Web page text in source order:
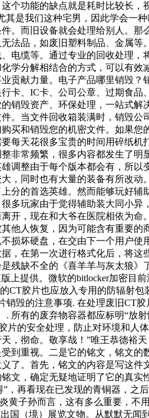
个功能的缺点就是耗时比较长，
是我们这种宅男，因此学会一
。而旧设备就会处理给别人。那
法品，如废旧塑料制品、金属等
电缆等。通过专业的回收处理，
学分解相结合的方式，可以有效
贡献力量。电子产品哪里销毁？
、IC卡、公司公章、过期食品
销毁资产、环保处理，一站式解
。当文件回收箱装满时，销毁公
买和销毁您的机密文件。如果您
每天花很多宝贵的时间用碎纸机
非常频繁，很多内容都发生了明
调整由于每个版本都会有，所
，同时也有大量的装备有所改动
分的首选英雄。然而能够玩好
多玩家由于觉得辅助装大同小异
开，现在和大爷在医院相依为命
他人恢复，因为可能含有重要的
损坏硬盘，在交由下一个用户使
，在第一次进行格式化后，将这
残缺不全的《喜羊羊与灰太狼》
上提供。微软的bitlocker加密目
CT胶片也应放入专用的防辐射
毁的注意事项. 在处理废旧CT
所有的废弃物容器都应标明“放
的安全处理，防止对环境和人
，彻命。敬享哉！”唯王恭德裕
视。二是它的铭文，铭文的
了。首先，铭文的内容是写这件
的铭文，确定无疑地证明了它
再看现在已发现的青铜器，之
黄子孙而言，这有多么重要，不
国（境）展览文物。从默默无闻